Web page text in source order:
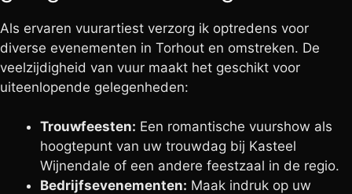
Als ervaren vuurartiest verzorg ik optredens voor
diverse evenementen in Torhout en omstreken. De
veelzijdigheid van vuur maakt het geschikt voor
uiteenlopende gelegenheden:
Trouwfeesten: Een romantische vuurshow als
hoogtepunt van uw trouwdag bij Kasteel
Wijnendale of een andere feestzaal in de regio.
Bedrijfsevenementen: Maak indruk op uw